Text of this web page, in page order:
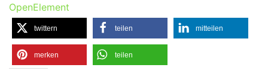
OpenElement
twittern teilen mitteilen
merken teilen